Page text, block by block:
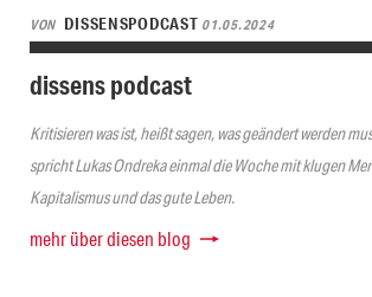
VON DISSENSPODCAST 01.05.2024
dissens podcast
Kritisieren was ist, heißt sagen, was geändert werden
spricht Lukas Ondreka einmal die Woche mit klugen
Kapitalismus und das gute Leben.
mehr über diesen blog